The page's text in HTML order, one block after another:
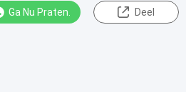
Ga Nu Praten. Deel